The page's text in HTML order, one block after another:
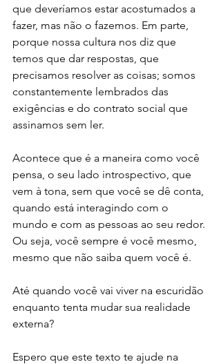
que deveríamos estar acostumados a
fazer, mas não o fazemos. Em parte,
porque nossa cultura nos diz que
temos que dar respostas, que
precisamos resolver as coisas; somos
constantemente lembrados das
exigências e do contrato social que
assinamos sem ler.
Acontece que é a maneira como você
pensa, o seu lado introspectivo, que
vem à tona, sem que você se dê conta,
quando está interagindo com o
mundo e com as pessoas ao seu redor.
Ou seja, você sempre é você mesmo,
mesmo que não saiba quem você é.
Até quando você vai viver na escuridão
enquanto tenta mudar sua realidade
externa?
Espero que este texto te ajude na